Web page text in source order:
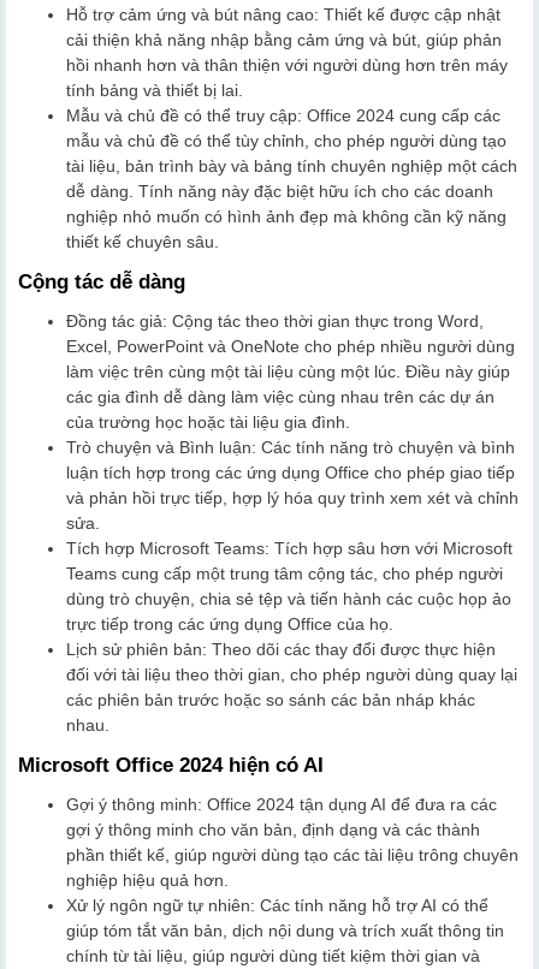
Hỗ trợ cảm ứng và bút nâng cao: Thiết kế được cập nhật
cải thiện khả năng nhập bằng cảm ứng và bút, giúp phản
hồi nhanh hơn và thân thiện với người dùng hơn trên máy
tính bảng và thiết bị lai.
Mẫu và chủ đề có thể truy cập: Office 2024 cung cấp các
mẫu và chủ đề có thể tùy chỉnh, cho phép người dùng tạo
tài liệu, bản trình bày và bảng tính chuyên nghiệp một cách
dễ dàng. Tính năng này đặc biệt hữu ích cho các doanh
nghiệp nhỏ muốn có hình ảnh đẹp mà không cần kỹ năng
thiết kế chuyên sâu.
Cộng tác dễ dàng
Đồng tác giả: Cộng tác theo thời gian thực trong Word,
Excel, PowerPoint và OneNote cho phép nhiều người dùng
làm việc trên cùng một tài liệu cùng một lúc. Điều này giúp
các gia đình dễ dàng làm việc cùng nhau trên các dự án
của trường học hoặc tài liệu gia đình.
Trò chuyện và Bình luận: Các tính năng trò chuyện và bình
luận tích hợp trong các ứng dụng Office cho phép giao tiếp
và phản hồi trực tiếp, hợp lý hóa quy trình xem xét và chỉnh
sửa.
Tích hợp Microsoft Teams: Tích hợp sâu hơn với Microsoft
Teams cung cấp một trung tâm cộng tác, cho phép người
dùng trò chuyện, chia sẻ tệp và tiến hành các cuộc họp ảo
trực tiếp trong các ứng dụng Office của họ.
Lịch sử phiên bản: Theo dõi các thay đổi được thực hiện
đối với tài liệu theo thời gian, cho phép người dùng quay lại
các phiên bản trước hoặc so sánh các bản nháp khác
nhau.
Microsoft Office 2024 hiện có AI
Gợi ý thông minh: Office 2024 tận dụng AI để đưa ra các
gợi ý thông minh cho văn bản, định dạng và các thành
phần thiết kế, giúp người dùng tạo các tài liệu trông chuyên
nghiệp hiệu quả hơn.
Xử lý ngôn ngữ tự nhiên: Các tính năng hỗ trợ AI có thể
giúp tóm tắt văn bản, dịch nội dung và trích xuất thông tin
chính từ tài liệu, giúp người dùng tiết kiệm thời gian và